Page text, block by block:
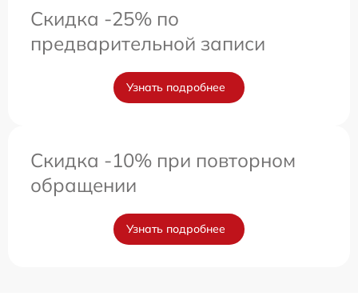
Скидка -25% по
предварительной записи
Узнать подробнее
Скидка -10% при повторном
обращении
Узнать подробнее